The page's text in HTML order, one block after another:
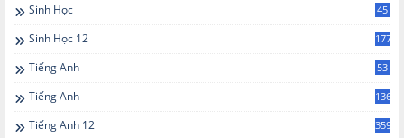
Sinh Học 45
Sinh Học 12 177
Tiếng Anh 53
Tiếng Anh 136
Tiếng Anh 12 359